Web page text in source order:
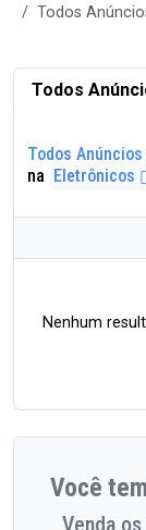
Todos
Todos
Todos Anúncios
na Eletrônicos
Nenhum
Você
Venda